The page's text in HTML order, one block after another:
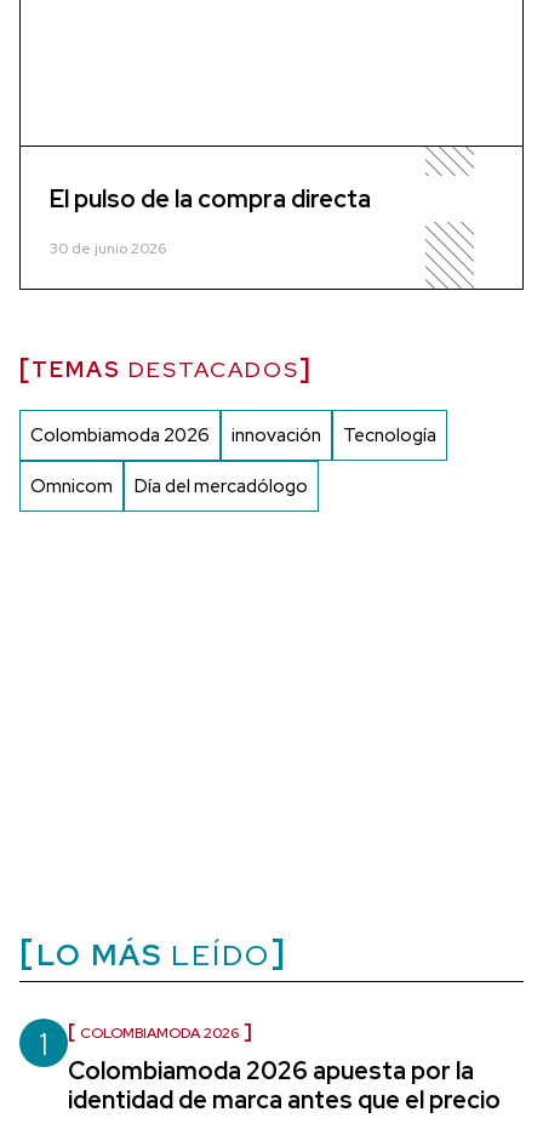
El pulso de la compra directa
30 de junio 2026
TEMAS DESTACADOS
Colombiamoda 2026 innovación Tecnología
Omnicom Día del mercadólogo
LO MÁS LEÍDO
1 COLOMBIAMODA 2026
Colombiamoda 2026 apuesta por la
identidad de marca antes que el precio